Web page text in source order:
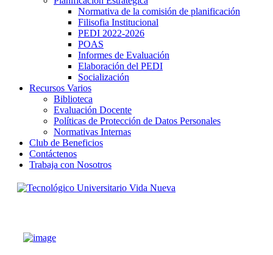
Normativa de la comisión de planificación
Filisofia Institucional
PEDI 2022-2026
POAS
Informes de Evaluación
Elaboración del PEDI
Socialización
Recursos Varios
Biblioteca
Evaluación Docente
Políticas de Protección de Datos Personales
Normativas Internas
Club de Beneficios
Contáctenos
Trabaja con Nosotros